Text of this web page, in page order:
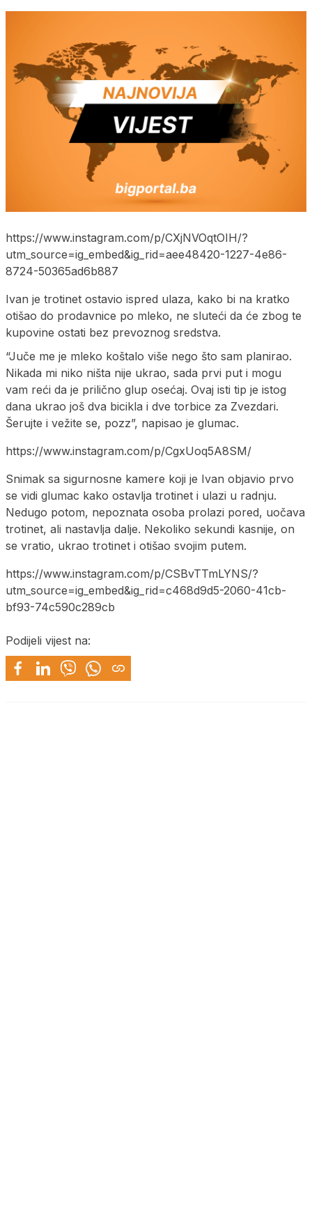
https://www.instagram.com/p/CXjNVOqtOIH/?
utm_source=ig_embed&ig_rid=aee48420-1227-4e86-
8724-50365ad6b887
Ivan je trotinet ostavio ispred ulaza, kako bi na kratko
otišao do prodavnice po mleko, ne sluteći da će zbog te
kupovine ostati bez prevoznog sredstva.
“Juče me je mleko koštalo više nego što sam planirao.
Nikada mi niko ništa nije ukrao, sada prvi put i mogu
vam reći da je prilično glup osećaj. Ovaj isti tip je istog
dana ukrao još dva bicikla i dve torbice za Zvezdari.
Šerujte i vežite se, pozz”, napisao je glumac.
https://www.instagram.com/p/CgxUoq5A8SM/
Snimak sa sigurnosne kamere koji je Ivan objavio prvo
se vidi glumac kako ostavlja trotinet i ulazi u radnju.
Nedugo potom, nepoznata osoba prolazi pored, uočava
trotinet, ali nastavlja dalje. Nekoliko sekundi kasnije, on
se vratio, ukrao trotinet i otišao svojim putem.
https://www.instagram.com/p/CSBvTTmLYNS/?
utm_source=ig_embed&ig_rid=c468d9d5-2060-41cb-
bf93-74c590c289cb
Podijeli vijest na: